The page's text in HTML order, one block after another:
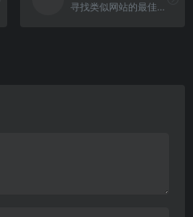
寻找类似网站的最佳地点